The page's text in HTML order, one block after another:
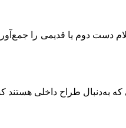
دست دوم یا قدیمی را
به‌دنبال طراح داخلی هستند